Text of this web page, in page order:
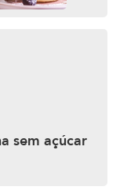
sem açúcar